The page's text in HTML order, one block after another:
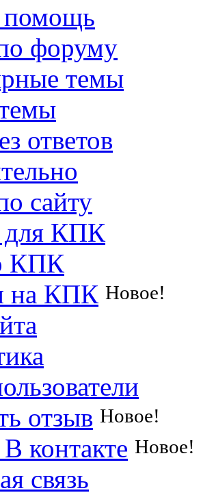
помощь
форуму
темы
ответов
сайту
для КПК
КПК
на КПК Новое!
отзыв Новое!
контакте Новое!
связь